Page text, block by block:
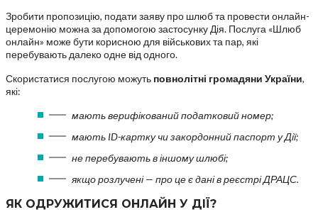
Зробити пропозицію, подати заяву про шлюб та провести онлайн-
церемонію можна за допомогою застосунку Дія. Послуга «Шлюб
онлайн» може бути корисною для військових та пар, які
перебувають далеко одне від одного.
Скористатися послугою можуть повнолітні громадяни України,
які:
мають верифікований податковий номер;
мають ID-картку чи закордонний паспорт у Дії;
не перебувають в іншому шлюбі;
якщо розлучені — про це є дані в реєстрі ДРАЦС.
ЯК ОДРУЖИТИСЯ ОНЛАЙН У ДІЇ?